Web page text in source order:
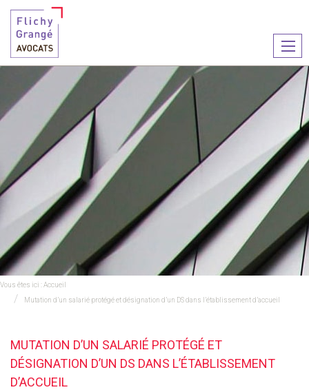
le
Vous êtes ici :Accueil
Mutation d’un salarié protégé et désignation d’un DS dans l’établissement d’accueil
MUTATION D’UN SALARIÉ PROTÉGÉ ET
DÉSIGNATION D’UN DS DANS L’ÉTABLISSEMENT
D’ACCUEIL